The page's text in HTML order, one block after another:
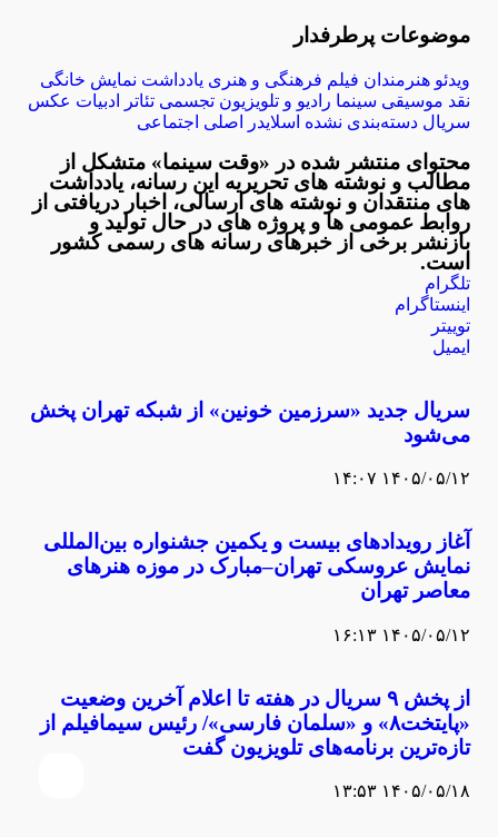
موضوعات پرطرفدار
ویدئو هنرمندان فیلم فرهنگی و هنری یادداشت نمایش خانگی
نقد موسیقی سینما رادیو و تلویزیون تجسمی تئاتر ادبیات عکس
سریال دسته‌بندی نشده اسلایدر اصلی اجتماعی
محتوای منتشر شده در «وقت سینما» متشکل از
مطالب و نوشته های تحریریه این رسانه، یادداشت
های منتقدان و نوشته های ارسالی، اخبار دریافتی از
روابط عمومی ها و پروژه های در حال تولید و
بازنشر برخی از خبرهای رسانه های رسمی کشور
است.
تلگرام
اینستاگرام
توییتر
ایمیل
سریال جدید «سرزمین خونین» از شبکه تهران پخش
می‌شود
۱۴۰۵/۰۵/۱۲ ۱۴:۰۷
آغاز رویدادهای بیست ‌و یکمین جشنواره بین‌المللی
نمایش عروسکی تهران–مبارک در موزه هنرهای
معاصر تهران
۱۴۰۵/۰۵/۱۲ ۱۶:۱۳
از پخش ۹ سریال در هفته تا اعلام آخرین وضعیت
«پایتخت۸» و «سلمان فارسی»/ رئیس سیمافیلم از
تازه‌ترین برنامه‌های تلویزیون گفت
۱۴۰۵/۰۵/۱۸ ۱۳:۵۳